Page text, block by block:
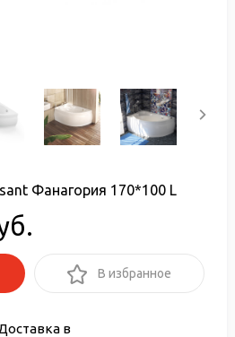
Фанагория 170*100 L
В избранное
в